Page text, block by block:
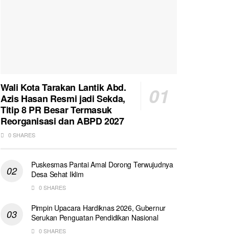
Wali Kota Tarakan Lantik Abd.
Azis Hasan Resmi jadi Sekda,
Titip 8 PR Besar Termasuk
Reorganisasi dan ABPD 2027
0 SHARES
Puskesmas Pantai Amal Dorong Terwujudnya
Desa Sehat Iklim
0 SHARES
Pimpin Upacara Hardiknas 2026, Gubernur
Serukan Penguatan Pendidikan Nasional
0 SHARES